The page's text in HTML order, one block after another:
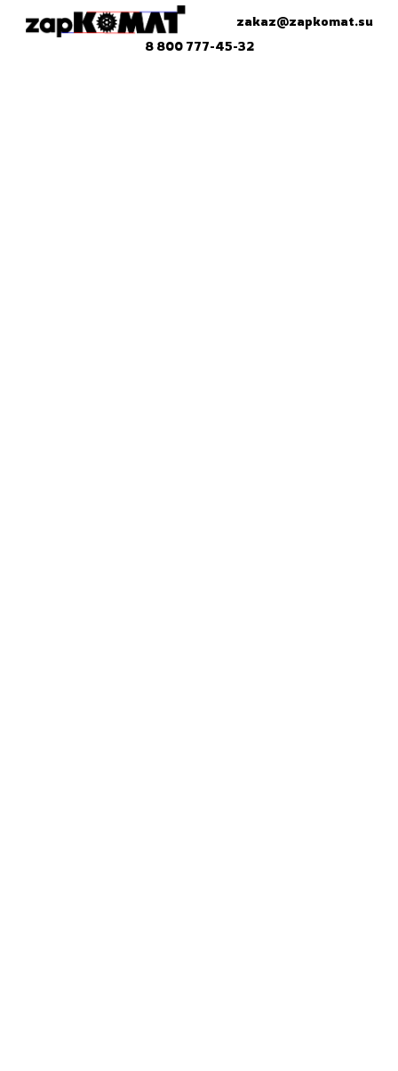
zakaz@zapkomat.su
8 800 777-45-32